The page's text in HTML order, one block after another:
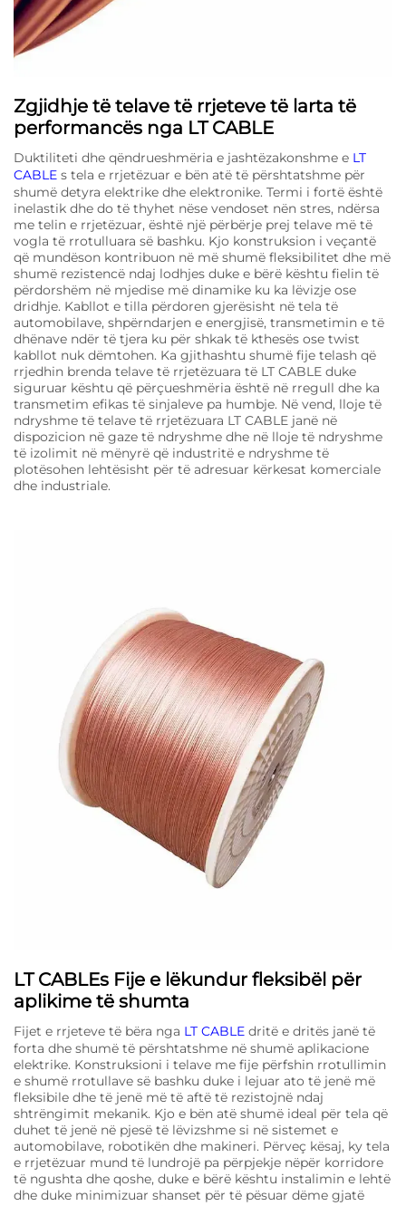
Zgjidhje të telave të rrjeteve të larta të
performancës nga LT CABLE
Duktiliteti dhe qëndrueshmëria e jashtëzakonshme e LT
CABLE s tela e rrjetëzuar e bën atë të përshtatshme për
shumë detyra elektrike dhe elektronike. Termi i fortë është
inelastik dhe do të thyhet nëse vendoset nën stres, ndërsa
me telin e rrjetëzuar, është një përbërje prej telave më të
vogla të rrotulluara së bashku. Kjo konstruksion i veçantë
që mundëson kontribuon në më shumë fleksibilitet dhe më
shumë rezistencë ndaj lodhjes duke e bërë kështu fielin të
përdorshëm në mjedise më dinamike ku ka lëvizje ose
dridhje. Kabllot e tilla përdoren gjerësisht në tela të
automobilave, shpërndarjen e energjisë, transmetimin e të
dhënave ndër të tjera ku për shkak të kthesës ose twist
kabllot nuk dëmtohen. Ka gjithashtu shumë fije telash që
rrjedhin brenda telave të rrjetëzuara të LT CABLE duke
siguruar kështu që përçueshmëria është në rregull dhe ka
transmetim efikas të sinjaleve pa humbje. Në vend, lloje të
ndryshme të telave të rrjetëzuara LT CABLE janë në
dispozicion në gaze të ndryshme dhe në lloje të ndryshme
të izolimit në mënyrë që industritë e ndryshme të
plotësohen lehtësisht për të adresuar kërkesat komerciale
dhe industriale.
LT CABLEs Fije e lëkundur fleksibël për
aplikime të shumta
Fijet e rrjeteve të bëra nga LT CABLE dritë e dritës janë të
forta dhe shumë të përshtatshme në shumë aplikacione
elektrike. Konstruksioni i telave me fije përfshin rrotullimin
e shumë rrotullave së bashku duke i lejuar ato të jenë më
fleksibile dhe të jenë më të aftë të rezistojnë ndaj
shtrëngimit mekanik. Kjo e bën atë shumë ideal për tela që
duhet të jenë në pjesë të lëvizshme si në sistemet e
automobilave, robotikën dhe makineri. Përveç kësaj, ky tela
e rrjetëzuar mund të lundrojë pa përpjekje nëpër korridore
të ngushta dhe qoshe, duke e bërë kështu instalimin e lehtë
dhe duke minimizuar shanset për të pësuar dëme gjatë